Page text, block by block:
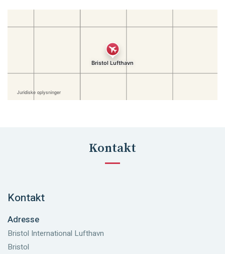
Kontakt
Kontakt
Adresse
Bristol International Lufthavn
Bristol